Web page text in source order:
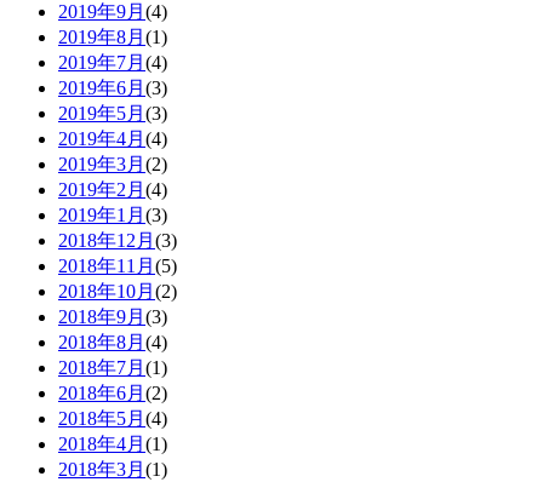
2019年9月 (4)
2019年8月 (1)
2019年7月 (4)
2019年6月 (3)
2019年5月 (3)
2019年4月 (4)
2019年3月 (2)
2019年2月 (4)
2019年1月 (3)
2018年12月 (3)
2018年11月 (5)
2018年10月 (2)
2018年9月 (3)
2018年8月 (4)
2018年7月 (1)
2018年6月 (2)
2018年5月 (4)
2018年4月 (1)
2018年3月 (1)